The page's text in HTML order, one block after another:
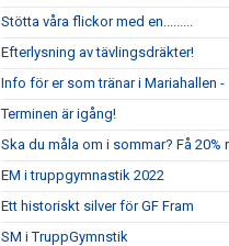
Stötta våra flickor med en.........
Efterlysning av tävlingsdräkter!
Info för er som tränar i Mariahallen
Terminen är igång!
Ska du måla om i sommar? Få 20%
EM i truppgymnastik 2022
Ett historiskt silver för GF Fram
SM i TruppGymnstik